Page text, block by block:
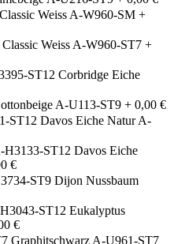
Classic Weiss A-W960-SM +
Classic Weiss A-W960-ST7 +
Corbridge Eiche
A-U113-ST9 + 0,00 €
Davos Eiche Natur A-
Davos Eiche
€
Dijon Nussbaum
Eukalyptus
€
Graphitschwarz A-U961-ST7